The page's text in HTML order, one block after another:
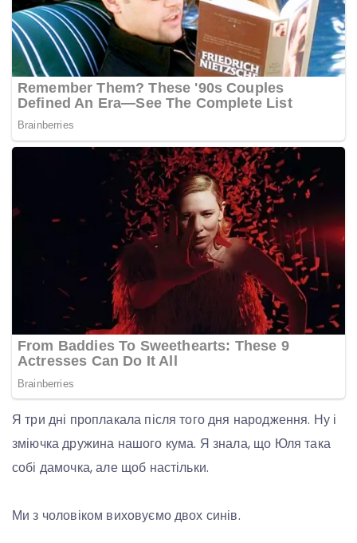
Я три дні проплакала після того дня народження. Ну і
зміючка дружина нашого кума. Я знала, що Юля така
собі дамочка, але щоб настільки.
Ми з чоловіком виховуємо двох синів.